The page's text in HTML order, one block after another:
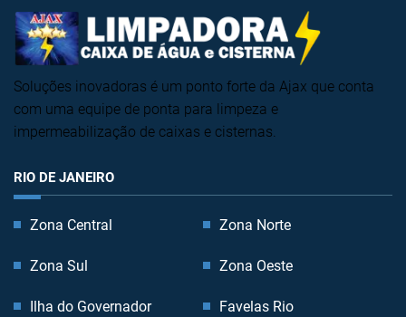
Soluções inovadoras é um ponto forte da Ajax que conta
com uma equipe de ponta para limpeza e
impermeabilização de caixas e cisternas.
RIO DE JANEIRO
Zona Central Zona Norte
Zona Sul Zona Oeste
Ilha do Governador Favelas Rio